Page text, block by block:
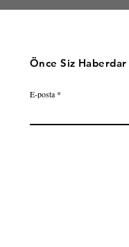
Önce Siz
E-posta